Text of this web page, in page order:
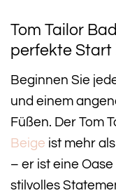
Tom Tailor
perfekte Start
Beginnen Sie
und einem
Füßen. Der Tom
Beige ist mehr
– er ist eine
stilvolles